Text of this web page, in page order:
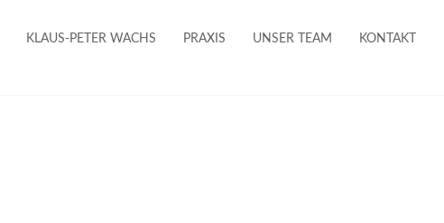
KLAUS-PETER WACHS PRAXIS UNSER TEAM KONTAKT